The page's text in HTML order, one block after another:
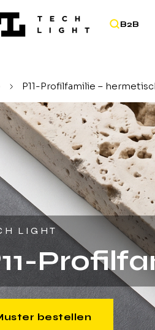
B2B
/ P11-Profilfamilie –
LIGHT
bestellen